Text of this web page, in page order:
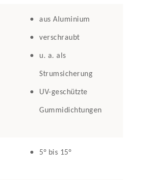
aus Aluminium
verschraubt
u. a. als
Strumsicherung
UV-geschützte
Gummidichtungen
5° bis 15°